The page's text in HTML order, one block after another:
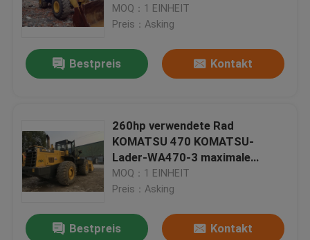
Einheiten auf Lager
MOQ：1 EINHEIT
Preis：Asking
Bestpreis Kontakt
260hp verwendete Rad
KOMATSU 470 KOMATSU-
Lader-WA470-3 maximale
Rückgeschwindigkeit Lader-
32.7km/H
MOQ：1 EINHEIT
Preis：Asking
Bestpreis Kontakt